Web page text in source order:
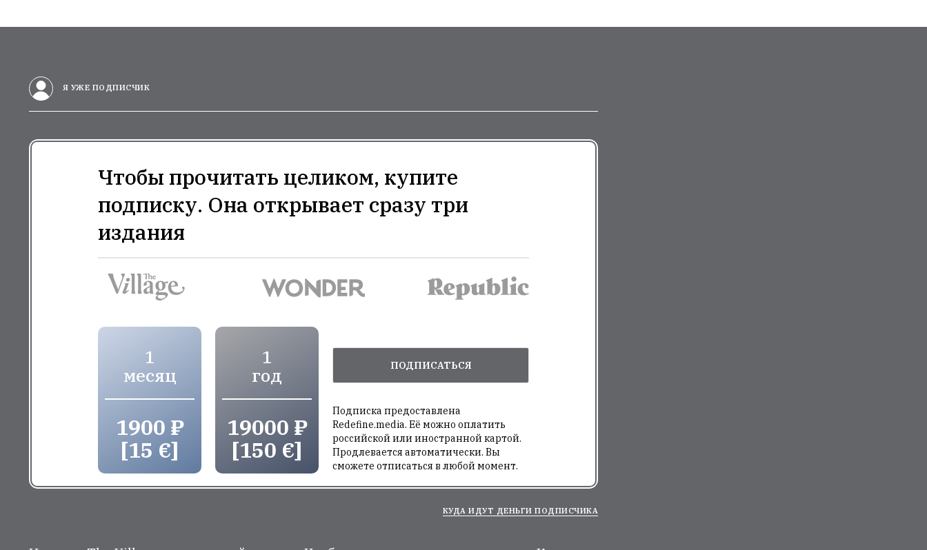
Я УЖЕ ПОДПИСЧИК
Чтобы прочитать целиком, купите
подписку. Она открывает сразу три
издания
1
месяц
1900 ₽
[15 €]
1
год
19000 ₽
[150 €]
ПОДПИСАТЬСЯ
Подписка предоставлена
Redefine.media. Её можно оплатить
российской или иностранной картой.
Продлевается автоматически. Вы
сможете отписаться в любой момент.
КУДА ИДУТ ДЕНЬГИ ПОДПИСЧИКА